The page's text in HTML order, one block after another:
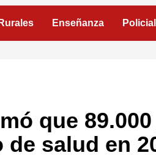
Rurales Enseñanza
que
salud en